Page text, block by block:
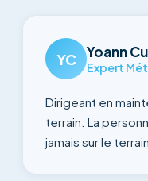
YC Yoann
Expert
Dirigeant en
terrain. La
jamais sur le